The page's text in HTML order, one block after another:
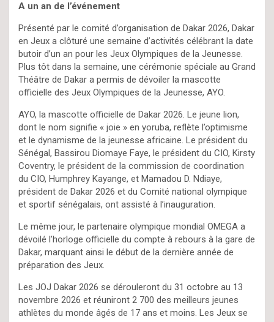
A un an de l’événement
Présenté par le comité d’organisation de Dakar 2026, Dakar
en Jeux a clôturé une semaine d’activités célébrant la date
butoir d’un an pour les Jeux Olympiques de la Jeunesse.
Plus tôt dans la semaine, une cérémonie spéciale au Grand
Théâtre de Dakar a permis de dévoiler la mascotte
officielle des Jeux Olympiques de la Jeunesse, AYO.
AYO, la mascotte officielle de Dakar 2026. Le jeune lion,
dont le nom signifie « joie » en yoruba, reflète l’optimisme
et le dynamisme de la jeunesse africaine. Le président du
Sénégal, Bassirou Diomaye Faye, le président du CIO, Kirsty
Coventry, le président de la commission de coordination
du CIO, Humphrey Kayange, et Mamadou D. Ndiaye,
président de Dakar 2026 et du Comité national olympique
et sportif sénégalais, ont assisté à l’inauguration.
Le même jour, le partenaire olympique mondial OMEGA a
dévoilé l’horloge officielle du compte à rebours à la gare de
Dakar, marquant ainsi le début de la dernière année de
préparation des Jeux.
Les JOJ Dakar 2026 se dérouleront du 31 octobre au 13
novembre 2026 et réuniront 2 700 des meilleurs jeunes
athlètes du monde âgés de 17 ans et moins. Les Jeux se